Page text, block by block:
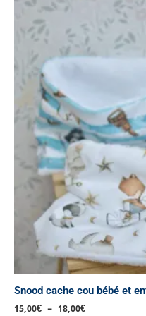
Snood cache cou bébé et
15,00€ – 18,00€
15,00€
à
18,00€
la
du